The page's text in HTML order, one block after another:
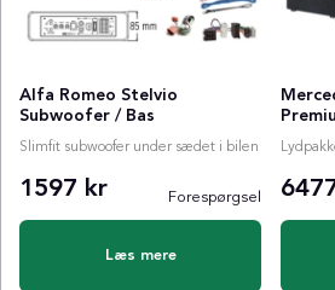
Alfa Romeo Stelvio
Subwoofer / Bas
Slimfit subwoofer under sædet i bilen
1597 kr Forespørgsel
Læs mere